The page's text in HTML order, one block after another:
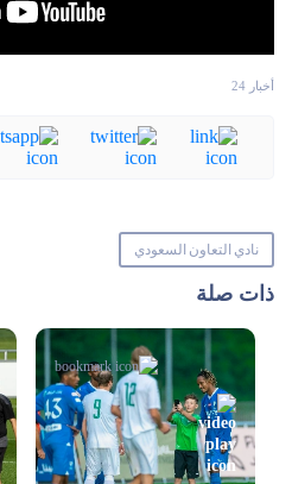
أخبار 24
نادي التعاون السعودي
ذات صلة